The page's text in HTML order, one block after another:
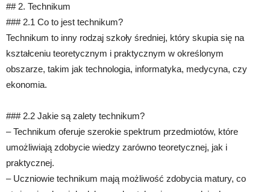
## 2. Technikum
### 2.1 Co to jest technikum?
Technikum to inny rodzaj szkoły średniej, który skupia się na
kształceniu teoretycznym i praktycznym w określonym
obszarze, takim jak technologia, informatyka, medycyna, czy
ekonomia.
### 2.2 Jakie są zalety technikum?
– Technikum oferuje szerokie spektrum przedmiotów, które
umożliwiają zdobycie wiedzy zarówno teoretycznej, jak i
praktycznej.
– Uczniowie technikum mają możliwość zdobycia matury, co